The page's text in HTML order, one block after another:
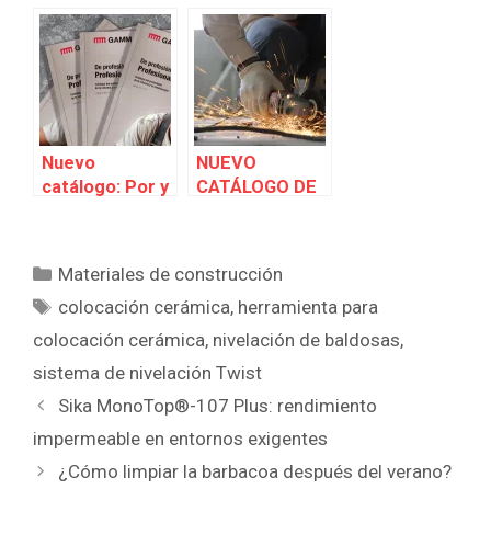
productos y
sistemas de
impermeabiliza
ción para ti,
profesional
laboral para el
profesional?
¡La tenemos!
Nuevo
catálogo: Por y
NUEVO
CATÁLOGO DE
N DE GRUP
GAMMA
Categorías
Materiales de construcción
Etiquetas
colocación cerámica, herramienta para
colocación cerámica, nivelación de baldosas,
sistema de nivelación Twist
Sika MonoTop®-107 Plus: rendimiento
impermeable en entornos exigentes
¿Cómo limpiar la barbacoa después del verano?